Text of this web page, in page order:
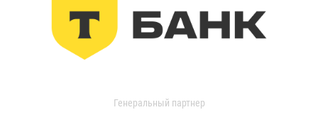
Генеральный партнер